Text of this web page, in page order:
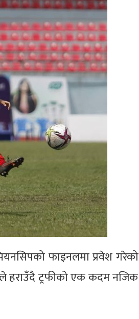
फाइनलमा प्रवेश गरेको
हराउँदै ट्रफीको एक कदम नजिक